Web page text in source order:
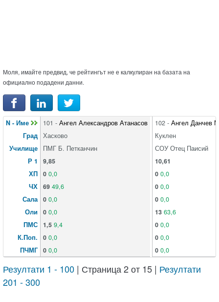
Моля, имайте предвид, че рейтингът не е калкулиран на базата на
официално подадени данни.
N - Име
Град
Училище
Р 1
ХП
ЧХ
Сала
Оли
ПМС
К.Поп.
ПЧМГ
101 - Ангел Александров Атанасов
Хасково
ПМГ Б. Петканчин
9,85
0 0,0
69 49,6
0 0,0
0 0,0
1,5 9,4
0 0,0
0 0,0
102 - Ангел Данчев
Куклен
СОУ Отец Паисий
10,61
0 0,0
0 0,0
0 0,0
13 63,6
0 0,0
0 0,0
0 0,0
Резултати 1 - 100 | Страница 2 от 15 | Резултати
201 - 300